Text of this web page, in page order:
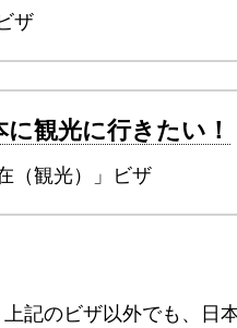
ザ
に観光に行きたい！
（観光）」ビザ
記のビザ以外でも、日